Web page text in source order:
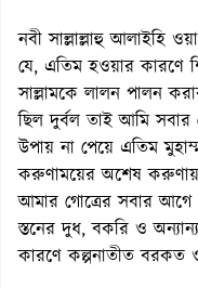
নবী সাল্লাল্লাহু আলাইহি
যে, এতিম হওয়ার কারণে
সাল্লামকে লালন পালন
ছিল দুর্বল তাই আমি
উপায় না পেয়ে এতিম
করুণাময়ের অশেষ
আমার গোত্রের সবার
স্তনের দুধ, বকরি ও
কারণে কল্পনাতীত